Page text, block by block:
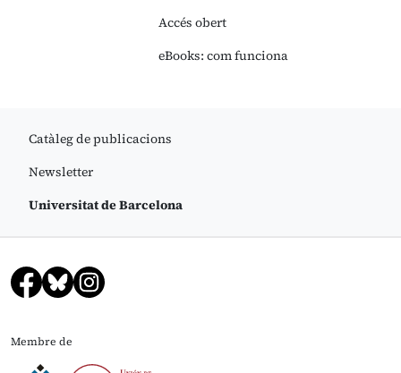
Accés obert
eBooks: com funciona
Catàleg de publicacions
Newsletter
Universitat de Barcelona
Membre de